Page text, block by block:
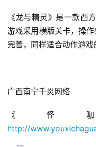
7
月
日
《龙与精灵》是一款西
游戏采用横版关卡，操
完善，同样适合动作游戏
广西南宁千炎网络
《怪
http://